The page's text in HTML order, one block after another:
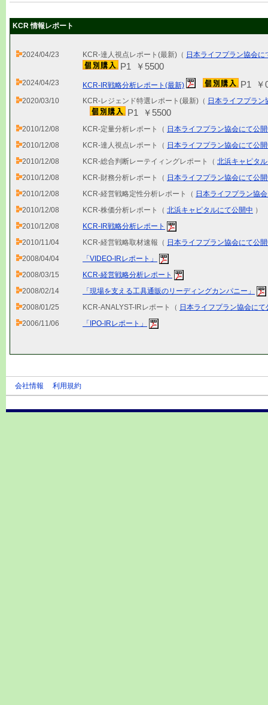
KCR 情報レポート
2024/04/23 KCR-達人視点レポート(最新)（ 日本ライフプラン協会に
P1 ￥5500
2024/04/23 KCR-IR戦略分析レポート(最新) P1 ￥
2020/03/10 KCR-レジェンド特選レポート(最新)（ 日本ライフプラン
P1 ￥5500
2010/12/08 KCR-定量分析レポート（ 日本ライフプラン協会にて公
2010/12/08
KCR-達人視点レポート（ 日本ライフプラン協会にて公
2010/12/08
KCR-総合判断レーテイィングレポート（ 北浜キャピタ
2010/12/08
KCR-財務分析レポート（ 日本ライフプラン協会にて公
2010/12/08
KCR-経営戦略定性分析レポート（ 日本ライフプラン協
2010/12/08
KCR-株価分析レポート（ 北浜キャピタルにて公開中 ）
2010/12/08
KCR-IR戦略分析レポート
2010/11/04
KCR-経営戦略取材速報（ 日本ライフプラン協会にて公
2008/04/04
「VIDEO-IRレポート」
2008/03/15
KCR-経営戦略分析レポート
2008/02/14
「現場を支える工具通販のリーディングカンパニー」
2008/01/25
KCR-ANALYST-IRレポート（ 日本ライフプラン協会にて
2006/11/06
「IPO-IRレポート」
会社情報 利用規約